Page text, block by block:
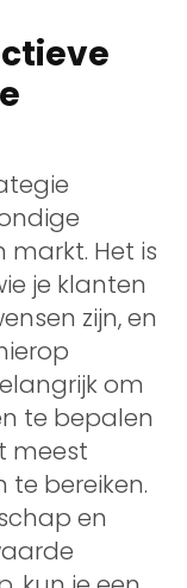
Het is
je klanten
zijn, en
om
te bepalen
meest
te bereiken.
en